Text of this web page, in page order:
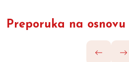
Preporuka na osnovu